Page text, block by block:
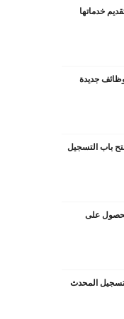
خدماتها
جديدة
باب التسجيل
على
المحدث